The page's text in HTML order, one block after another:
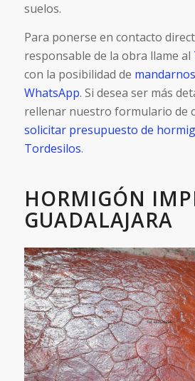
suelos.
Para ponerse en contacto
responsable de la obra llame al
con la posibilidad de
WhatsApp. Si desea ser más
rellenar nuestro formulario de
solicitar presupuesto de
Tordesilos.
HORMIGÓN
GUADALAJARA